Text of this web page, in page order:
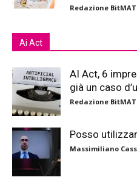
Redazione BitMAT
Ai Act
AI Act, 6
già un caso
Redazione BitMAT
Posso
Massimiliano